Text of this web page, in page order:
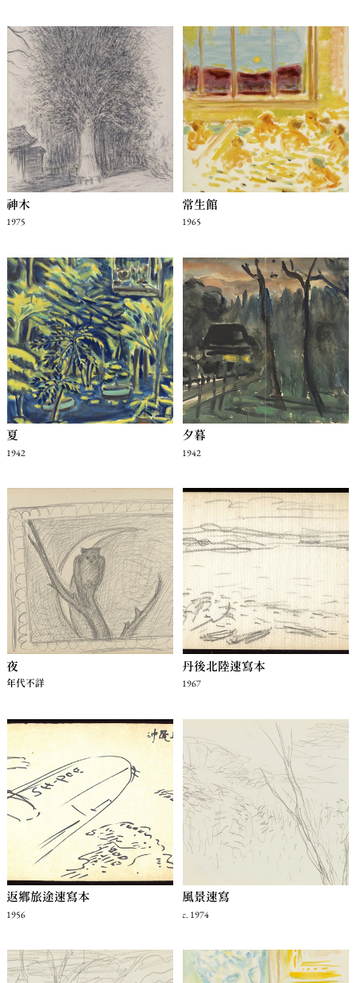
神木
1975
常生館
1965
夏
1942
夕暮
1942
夜
年代不詳
丹後北陸速寫本
1967
返鄉旅途速寫本
1956
風景速寫
c. 1974